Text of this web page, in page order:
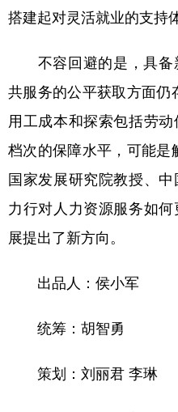
搭建起对灵活就业的支持
不容回避的是，具备
共服务的公平获取方面仍
用工成本和探索包括劳
档次的保障水平，可能是
国家发展研究院教授、
力行对人力资源服务如
展提出了新方向。
出品人：侯小军
统筹：胡智勇
策划：刘丽君 李琳